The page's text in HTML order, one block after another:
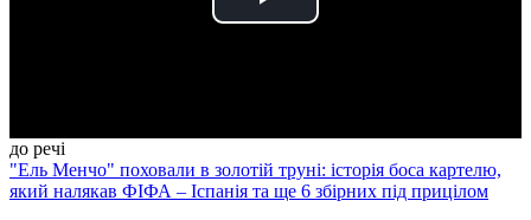
Play
до речі
"Ель Менчо" поховали в золотій труні: історія боса картелю,
який налякав ФІФА – Іспанія та ще 6 збірних під прицілом